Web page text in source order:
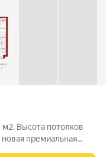
Высота потолков
премиальная